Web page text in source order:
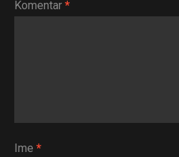
Komentar *
Ime *